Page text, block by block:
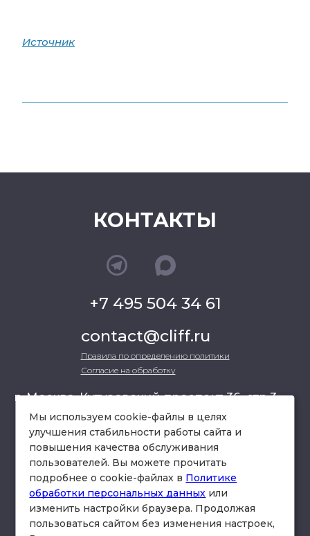
Источник
КОНТАКТЫ
+7 495 504 34 61
contact@cliff.ru
Правила по определению политики
Согласие на обработку
г. Москва, Кутузовский проспект 36, стр.3 ,
офис 301
схема проезда
Мы используем cookie-файлы в целях
улучшения стабильности работы сайта и
повышения качества обслуживания
пользователей. Вы можете прочитать
подробнее о cookie-файлах в Политике
обработки персональных данных или
изменить настройки браузера. Продолжая
пользоваться сайтом без изменения настроек,